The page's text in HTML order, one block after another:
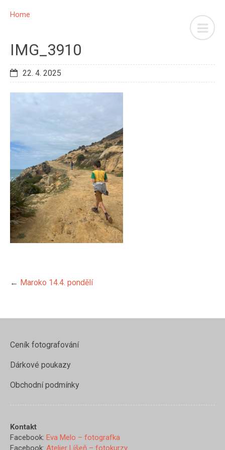
Home
IMG_3910
22. 4. 2025
← Maroko 14.4. pondělí
Ceník fotografování
Dárkové poukazy
Obchodní podmínky
Kontakt
Facebook: Eva Melo – fotografka
Facebook: Atelier Líšeň – fotokurzy
pondeli/img_3910">